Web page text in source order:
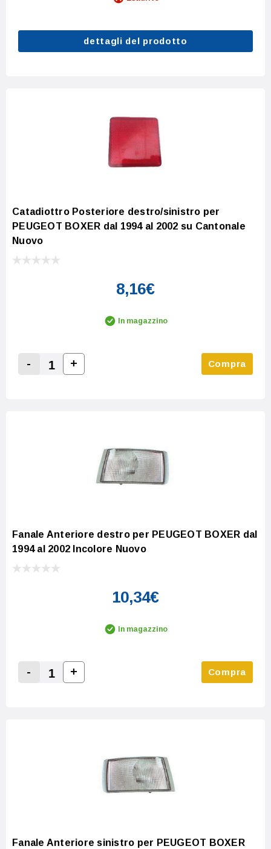
dettagli del prodotto
Catadiottro Posteriore destro/sinistro per
PEUGEOT BOXER dal 1994 al 2002 su Cantonale
Nuovo
8,16€
In magazzino
Decrease Quantity:
-
Increase Quantity:
+ Compra
Fanale Anteriore destro per PEUGEOT BOXER dal
1994 al 2002 Incolore Nuovo
10,34€
In magazzino
Decrease Quantity:
-
Increase Quantity:
+ Compra
Fanale Anteriore sinistro per PEUGEOT BOXER